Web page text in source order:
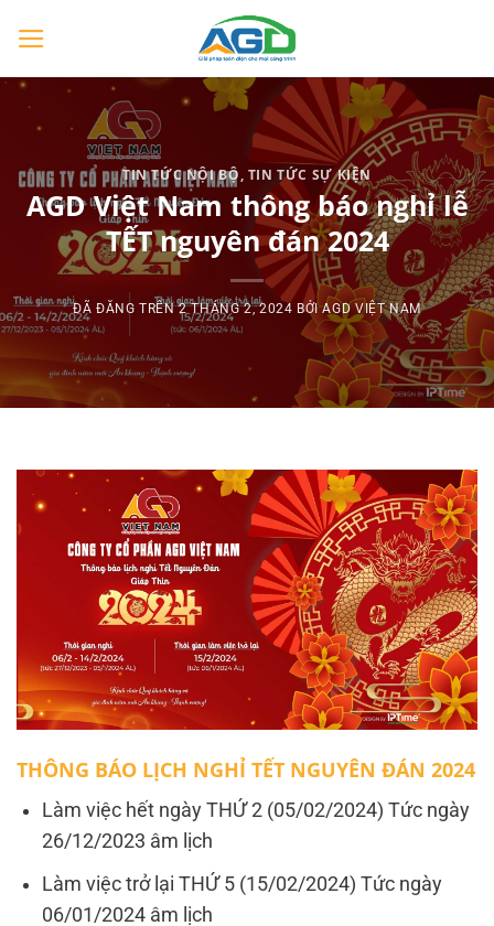
đến
nội
dung
TIN TỨC NỘI BỘ, TIN TỨC SỰ KIỆN
AGD Việt Nam thông báo nghỉ lễ
TẾT nguyên đán 2024
ĐÃ ĐĂNG TRÊN2 THÁNG 2, 2024 BỞIAGD VIỆT NAM
THÔNG BÁO LỊCH NGHỈ TẾT NGUYÊN ĐÁN 2024
Làm việc hết ngày THỨ 2 (05/02/2024) Tức ngày
26/12/2023 âm lịch
Làm việc trở lại THỨ 5 (15/02/2024) Tức ngày
06/01/2024 âm lịch